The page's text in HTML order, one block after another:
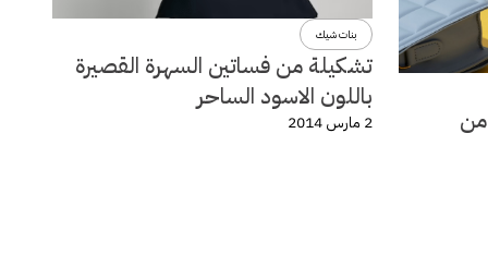
تشكيلة ربيع وصيف 2014 من
بنات شيك
تشكيلة من فساتين السهرة القصيرة
باللون الاسود الساحر
2 مارس 2014